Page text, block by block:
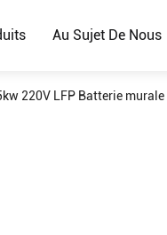
Au Sujet De Nous
220V LFP Batterie